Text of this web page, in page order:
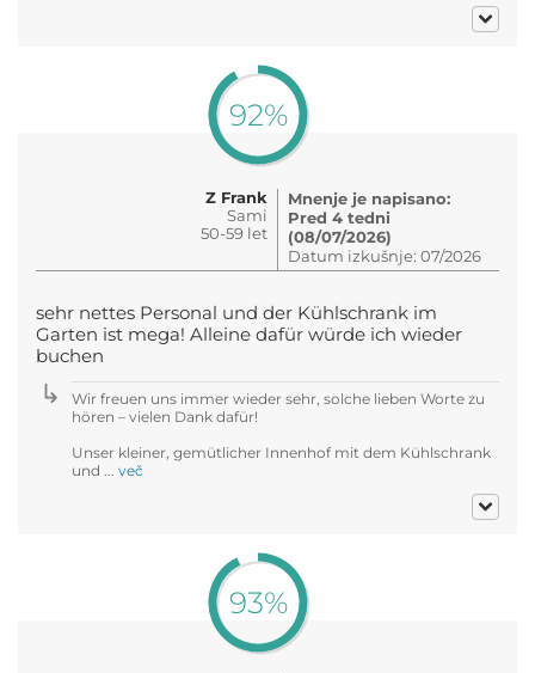
92%
Z Frank
Sami
50-59 let
Mnenje je napisano:
Pred 4 tedni
(08/07/2026)
Datum izkušnje: 07/2026
sehr nettes Personal und der Kühlschrank im
Garten ist mega! Alleine dafür würde ich wieder
buchen
Wir freuen uns immer wieder sehr, solche lieben Worte zu
hören – vielen Dank dafür!
Unser kleiner, gemütlicher Innenhof mit dem Kühlschrank
und ... več
93%